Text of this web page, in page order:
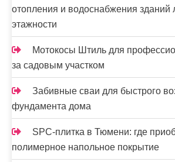
отопления и водоснабжения зданий
этажности
Мотокосы Штиль для
за садовым участком
Забивные сваи для быстрого
фундамента дома
SPC-плитка в Тюмени: где
полимерное напольное покрытие